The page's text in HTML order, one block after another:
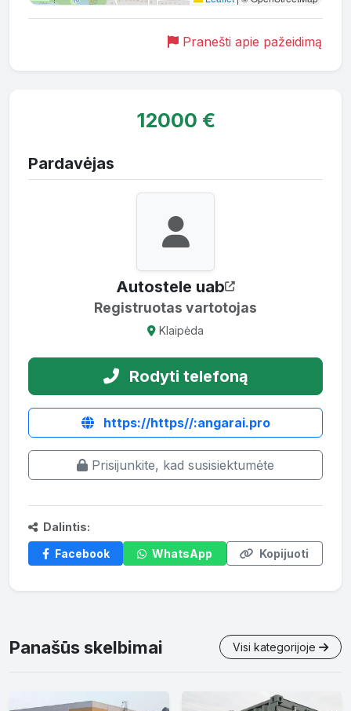
Pranešti apie pažeidimą
12000 €
Pardavėjas
Autostele uab
Registruotas vartotojas
Klaipėda
Rodyti telefoną
https://https//:angarai.pro
Prisijunkite, kad susisiektumėte
Dalintis:
Facebook
WhatsApp Kopijuoti
Panašūs skelbimai Visi kategorijoje